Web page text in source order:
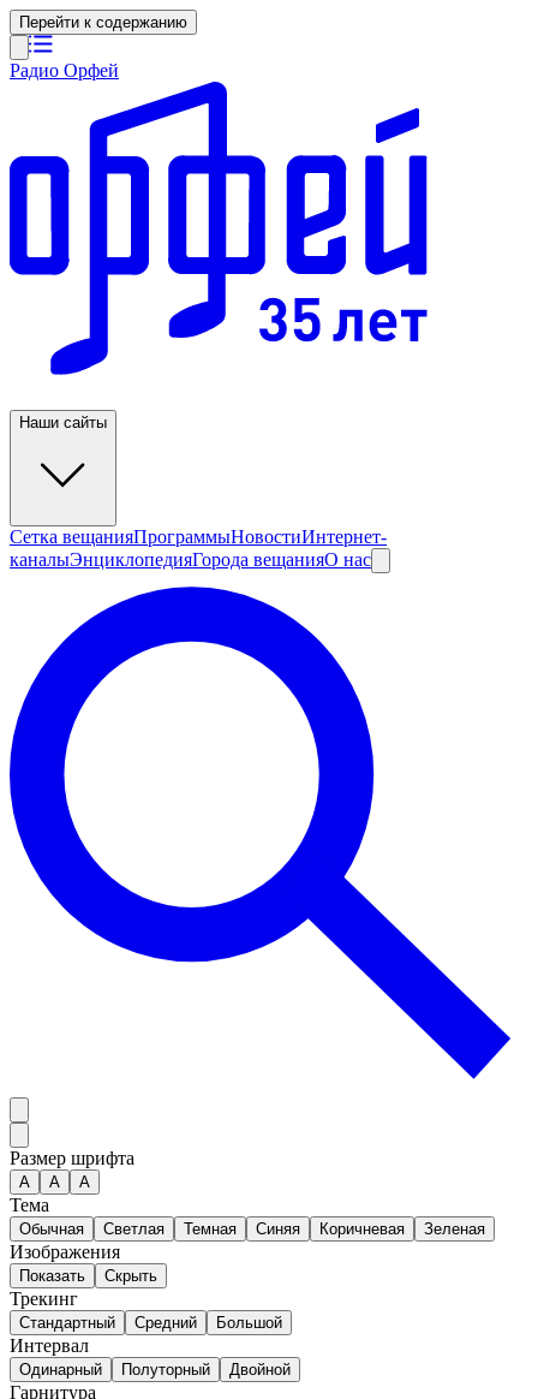
Перейти к содержанию
Радио Орфей
Наши сайты
Сетка вещанияПрограммыНовостиИнтернет-
каналыЭнциклопедияГорода вещанияО нас
Размер шрифта
А A A
Тема
Обычная Светлая Темная Синяя Коричневая Зеленая
Изображения
Показать Скрыть
Трекинг
Стандартный Средний Большой
Интервал
Одинарный Полуторный Двойной
Гарнитура